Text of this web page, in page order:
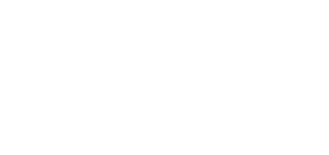
d'autres et ouvrent des perspectives de